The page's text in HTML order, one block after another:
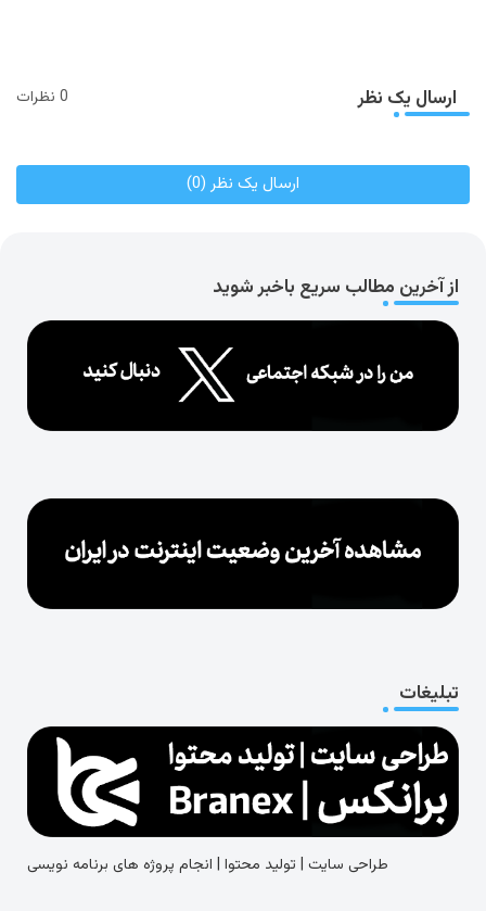
ارسال یک نظر 0 نظرات
ارسال یک نظر (0)
از آخرین مطالب سریع باخبر شوید
تبلیغات
طراحی سایت | تولید محتوا | انجام پروژه های برنامه نویسی